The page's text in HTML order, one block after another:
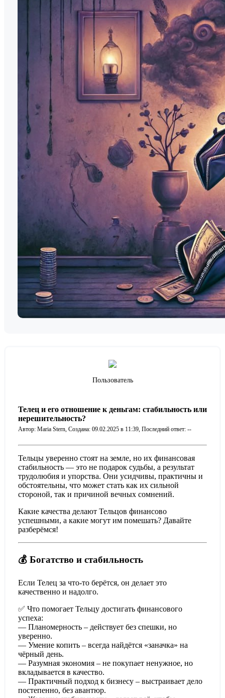
Пользователь
Телец и его отношение к деньгам: стабильность или
нерешительность?
Автор: Maria Stern, Создана: 09.02.2025 в 11:39, Последний ответ: --
Тельцы уверенно стоят на земле, но их финансовая
стабильность — это не подарок судьбы, а результат
трудолюбия и упорства. Они усидчивы, практичны и
обстоятельны, что может стать как их сильной
стороной, так и причиной вечных сомнений.
Какие качества делают Тельцов финансово
успешными, а какие могут им помешать? Давайте
разберёмся!
💰 Богатство и стабильность
Если Телец за что-то берётся, он делает это
качественно и надолго.
✅ Что помогает Тельцу достигать финансового
успеха:
— Планомерность – действует без спешки, но
уверенно.
— Умение копить – всегда найдётся «заначка» на
чёрный день.
— Разумная экономия – не покупает ненужное, но
вкладывается в качество.
— Практичный подход к бизнесу – выстраивает дело
постепенно, без авантюр.